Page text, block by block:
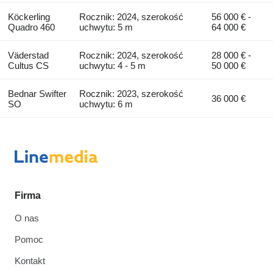
Köckerling
Quadro 460
Rocznik: 2024, szerokość
uchwytu: 5 m
56 000 € -
64 000 €
Väderstad
Cultus CS
Rocznik: 2024, szerokość
uchwytu: 4 - 5 m
28 000 € -
50 000 €
Bednar Swifter
SO
Rocznik: 2023, szerokość
uchwytu: 6 m
36 000 €
Firma
O nas
Pomoc
Kontakt